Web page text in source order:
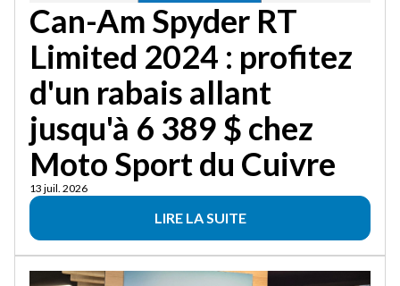
Can-Am Spyder RT
Limited 2024 : profitez
d'un rabais allant
jusqu'à 6 389 $ chez
Moto Sport du Cuivre
13 juil. 2026
LIRE LA SUITE